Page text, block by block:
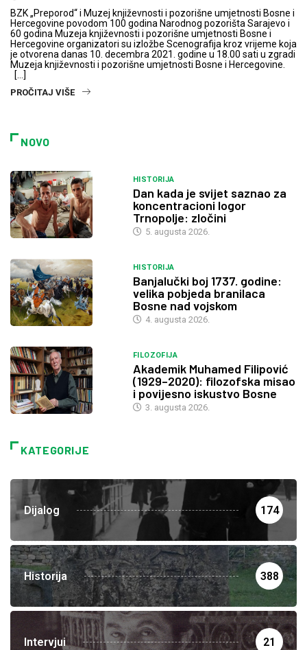
BZK „Preporod“ i Muzej književnosti i pozorišne umjetnosti Bosne i
Hercegovine povodom 100 godina Narodnog pozorišta Sarajevo i
60 godina Muzeja književnosti i pozorišne umjetnosti Bosne i
Hercegovine organizatori su izložbe Scenografija kroz vrijeme koja
je otvorena danas 10. decembra 2021. godine u 18.00 sati u zgradi
Muzeja književnosti i pozorišne umjetnosti Bosne i Hercegovine.
[…]
PROČITAJ VIŠE
NOVO
HISTORIJA
Dan kada je svijet saznao za
koncentracioni logor
Trnopolje: zločini
5. augusta 2026.
HISTORIJA
Banjalučki boj 1737. godine:
velika pobjeda branilaca
Bosne nad vojskom
4. augusta 2026.
FILOZOFIJA
Akademik Muhamed Filipović
(1929–2020): filozofska misao
i povijesno iskustvo Bosne
3. augusta 2026.
KATEGORIJE
Dijalog 174
Historija 388
Intervjui 21